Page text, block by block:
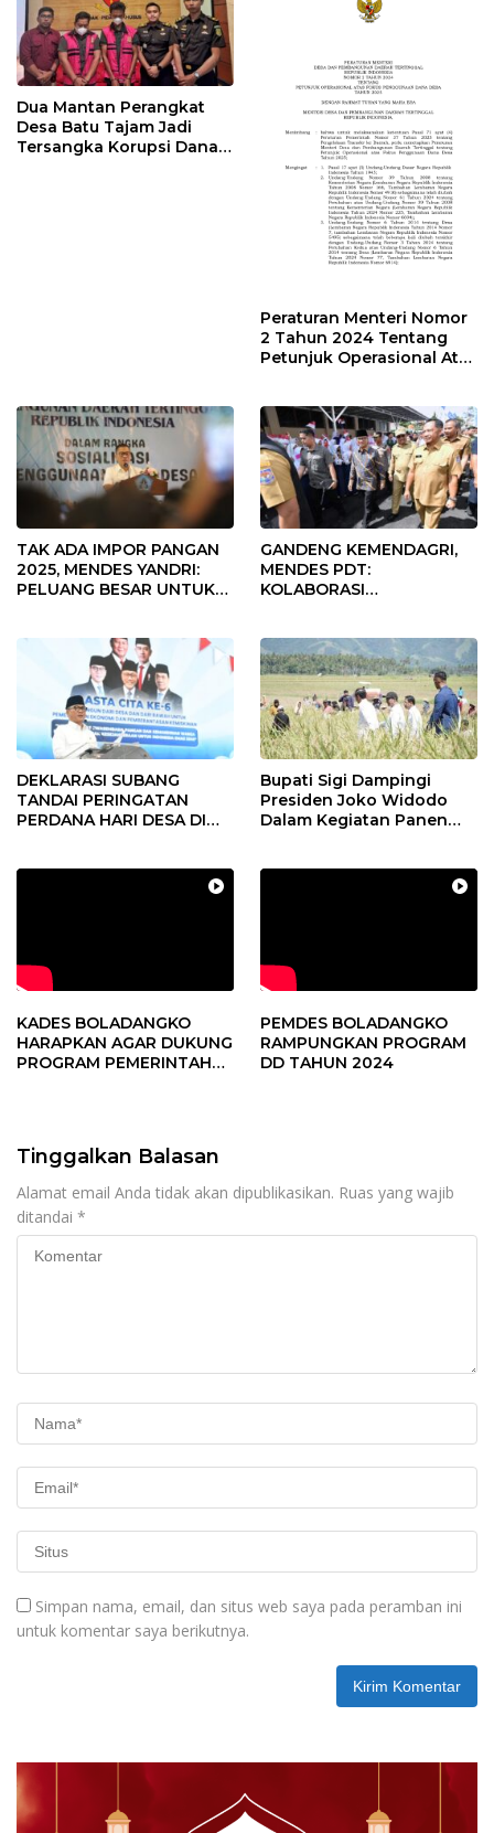
Dua Mantan Perangkat
Desa Batu Tajam Jadi
Tersangka Korupsi Dana
Peraturan Menteri Nomor
2 Tahun 2024 Tentang
Petunjuk Operasional Atas
TAK ADA IMPOR PANGAN
2025, MENDES YANDRI:
PELUANG BESAR UNTUK
GANDENG KEMENDAGRI,
MENDES PDT:
KOLABORASI
DEKLARASI SUBANG
TANDAI PERINGATAN
PERDANA HARI DESA DI
Bupati Sigi Dampingi
Presiden Joko Widodo
Dalam Kegiatan Panen
KADES BOLADANGKO
HARAPKAN AGAR DUKUNG
PROGRAM PEMERINTAH
PEMDES BOLADANGKO
RAMPUNGKAN PROGRAM
DD TAHUN 2024
Tinggalkan Balasan
Alamat email Anda tidak akan dipublikasikan. Ruas yang wajib
ditandai *
Simpan nama, email, dan situs web saya pada peramban ini
untuk komentar saya berikutnya.